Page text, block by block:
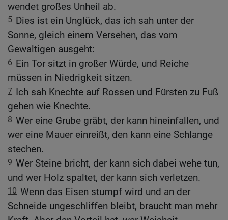
wendet großes Unheil ab.
5 Dies ist ein Unglück, das ich sah unter der
Sonne, gleich einem Versehen, das vom
Gewaltigen ausgeht:
6 Ein Tor sitzt in großer Würde, und Reiche
müssen in Niedrigkeit sitzen.
7 Ich sah Knechte auf Rossen und Fürsten zu Fuß
gehen wie Knechte.
8 Wer eine Grube gräbt, der kann hineinfallen, und
wer eine Mauer einreißt, den kann eine Schlange
stechen.
9 Wer Steine bricht, der kann sich dabei wehe tun,
und wer Holz spaltet, der kann sich verletzen.
10 Wenn das Eisen stumpf wird und an der
Schneide ungeschliffen bleibt, braucht man mehr